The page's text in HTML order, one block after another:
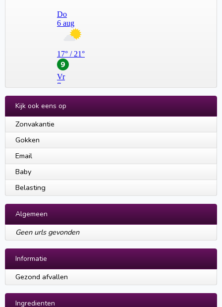
Kijk ook eens op
Zonvakantie
Gokken
Email
Baby
Belasting
Algemeen
Geen urls gevonden
Informatie
Gezond afvallen
Ingredienten